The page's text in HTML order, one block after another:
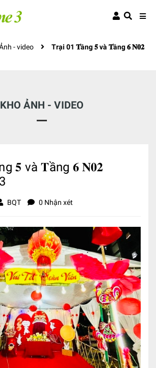
- video
Trại 01 𝐓ầng 𝟓 và 𝐓ầng 𝟔 𝐍𝟎𝟐
KHO ẢNH - VIDEO
𝟓 và 𝐓ầng 𝟔 𝐍𝟎𝟐
BQT 0 Nhận xét